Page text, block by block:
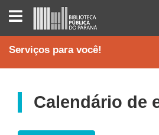
BIBLIOTECA
PARANÁ
Serviços para você!
Calendário de